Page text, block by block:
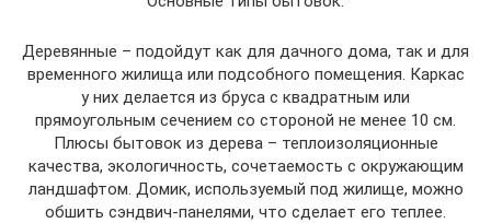
Деревянные – подойдут как для дачного дома, так и для
временного жилища или подсобного помещения. Каркас
у них делается из бруса с квадратным или
прямоугольным сечением со стороной не менее 10 см.
Плюсы бытовок из дерева – теплоизоляционные
качества, экологичность, сочетаемость с окружающим
ландшафтом. Домик, используемый под жилище, можно
обшить сэндвич-панелями, что сделает его теплее.